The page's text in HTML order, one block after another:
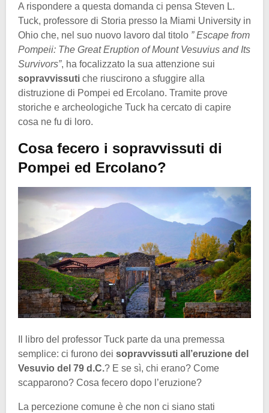
A rispondere a questa domanda ci pensa Steven L.
Tuck, professore di Storia presso la Miami University in
Ohio che, nel suo nuovo lavoro dal titolo ” Escape from
Pompeii: The Great Eruption of Mount Vesuvius and Its
Survivors”, ha focalizzato la sua attenzione sui
sopravvissuti che riuscirono a sfuggire alla
distruzione di Pompei ed Ercolano. Tramite prove
storiche e archeologiche Tuck ha cercato di capire
cosa ne fu di loro.
Cosa fecero i sopravvissuti di
Pompei ed Ercolano?
Il libro del professor Tuck parte da una premessa
semplice: ci furono dei sopravvissuti all’eruzione del
Vesuvio del 79 d.C.? E se sì, chi erano? Come
scapparono? Cosa fecero dopo l’eruzione?
La percezione comune è che non ci siano stati